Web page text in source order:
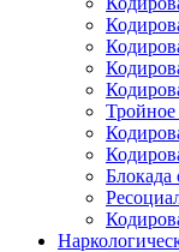
Тройное
Блокада